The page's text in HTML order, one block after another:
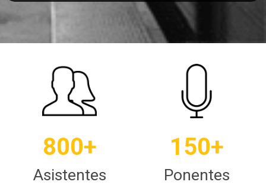
800+
Asistentes
150+
Ponentes